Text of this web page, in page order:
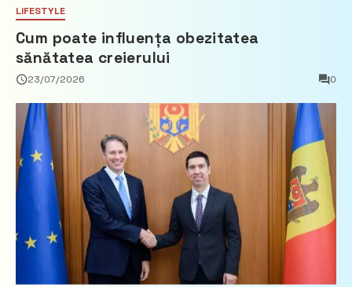
LIFESTYLE
Cum poate influența obezitatea
sănătatea creierului
23/07/2026 0